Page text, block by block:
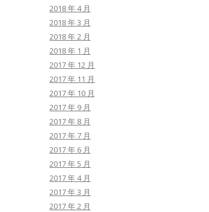
2018 年 4 月
2018 年 3 月
2018 年 2 月
2018 年 1 月
2017 年 12 月
2017 年 11 月
2017 年 10 月
2017 年 9 月
2017 年 8 月
2017 年 7 月
2017 年 6 月
2017 年 5 月
2017 年 4 月
2017 年 3 月
2017 年 2 月